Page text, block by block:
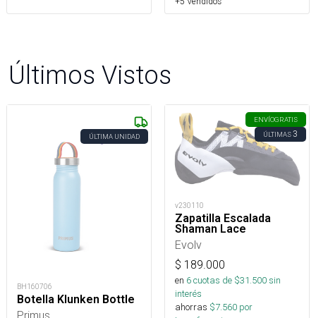
Últimos Vistos
ÚLTIMA UNIDAD
BH160706
Botella Klunken Bottle
Primus
ENVÍOGRATIS
ÚLTIMAS3
v230110
Zapatilla Escalada
Shaman Lace
Evolv
$ 189.000
en 6cuotas de $31.500sin
interés
ahorras $7.560 por